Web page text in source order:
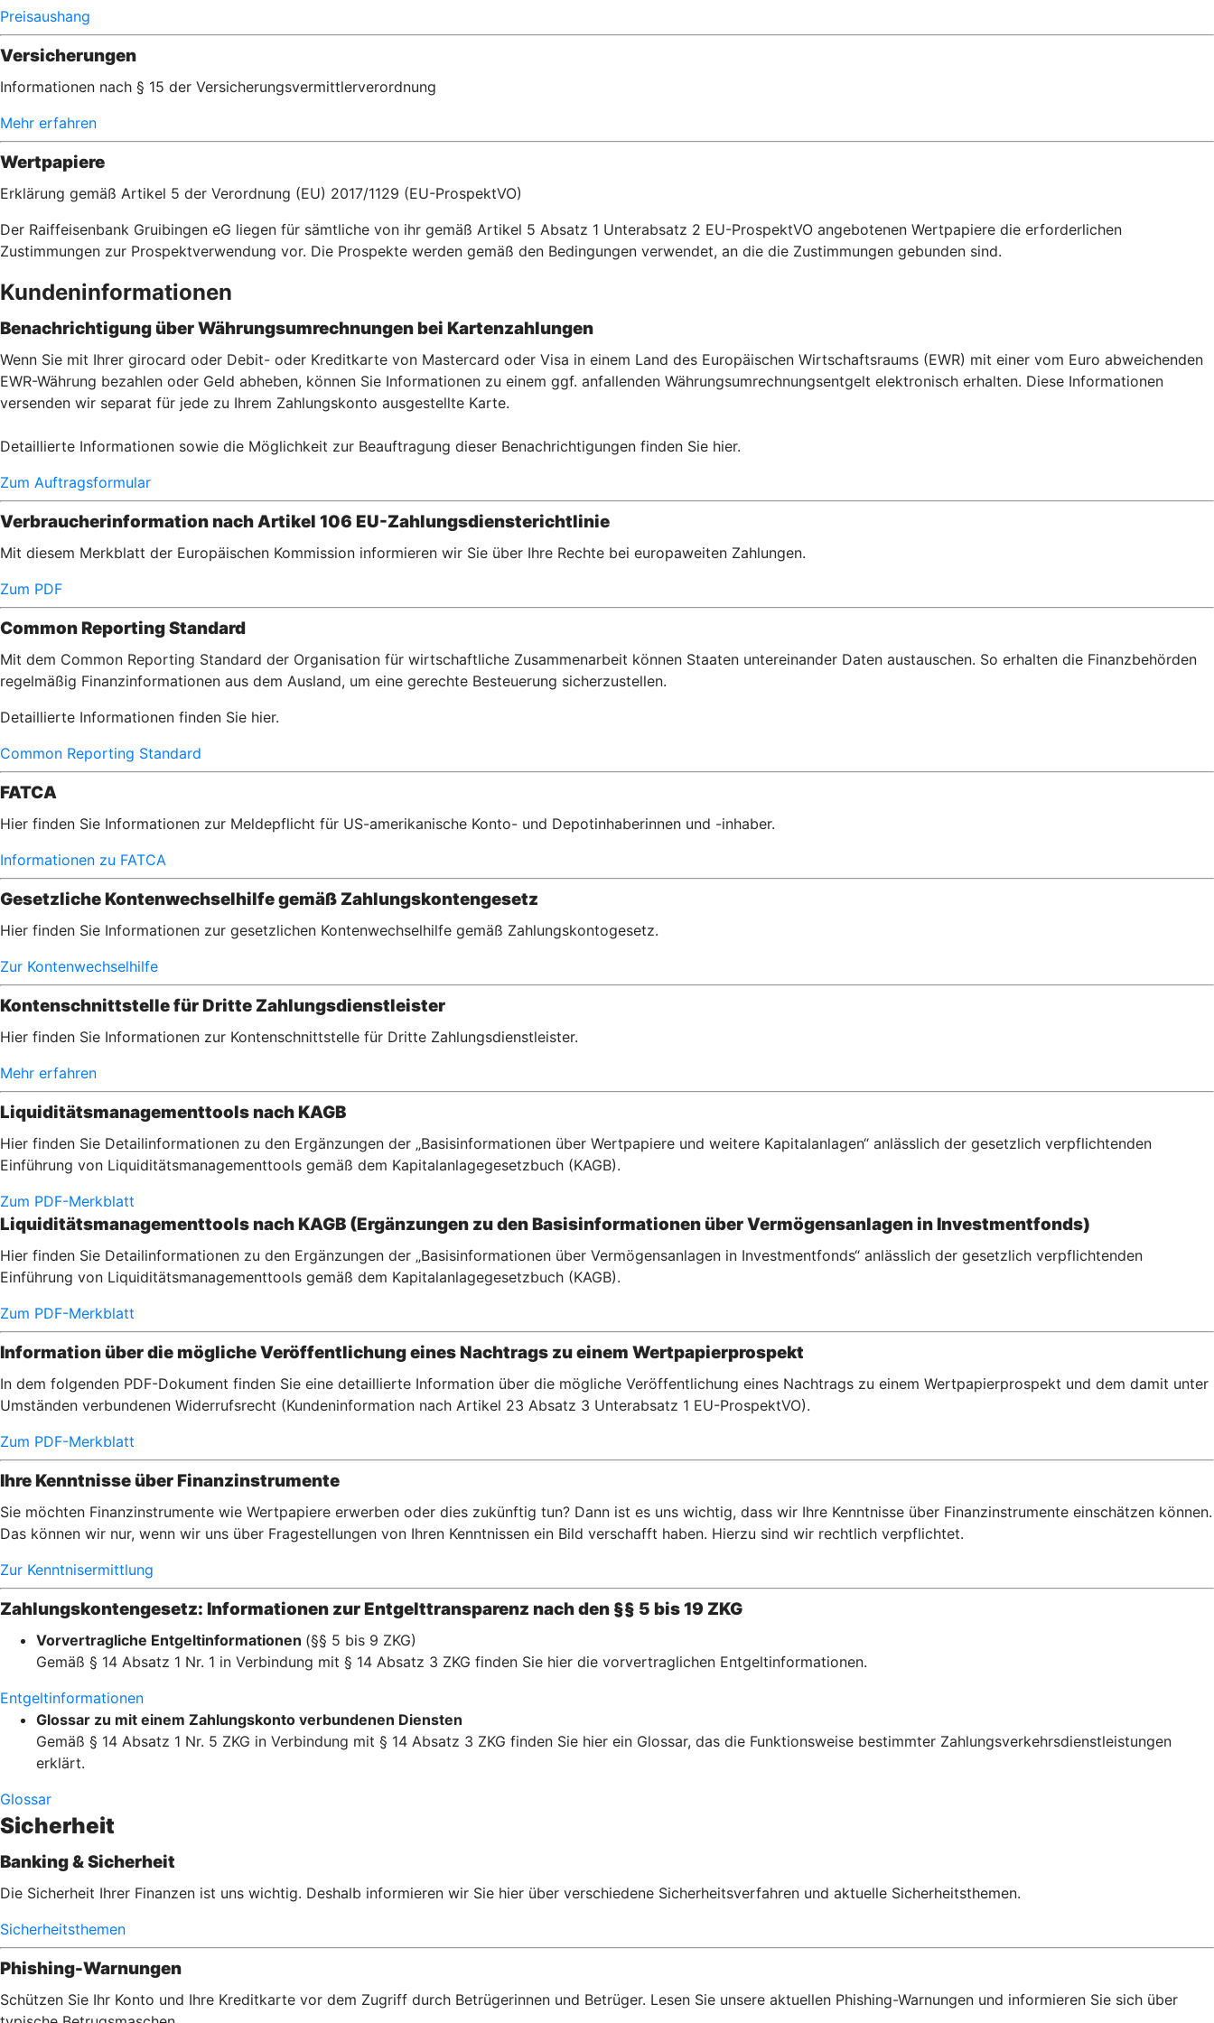
Preisaushang
Versicherungen
Informationen nach § 15 der Versicherungsvermittlerverordnung
Mehr erfahren
Wertpapiere
Erklärung gemäß Artikel 5 der Verordnung (EU) 2017/1129 (EU-ProspektVO)
Der Raiffeisenbank Gruibingen eG liegen für sämtliche von ihr gemäß Artikel 5 Absatz 1 Unterabsatz 2 EU-ProspektVO angebotenen Wertpapiere die erforderlichen
Zustimmungen zur Prospektverwendung vor. Die Prospekte werden gemäß den Bedingungen verwendet, an die die Zustimmungen gebunden sind.
Kundeninformationen
Benachrichtigung über Währungsumrechnungen bei Kartenzahlungen
Wenn Sie mit Ihrer girocard oder Debit- oder Kreditkarte von Mastercard oder Visa in einem Land des Europäischen Wirtschaftsraums (EWR) mit einer vom Euro abweichenden
EWR-Währung bezahlen oder Geld abheben, können Sie Informationen zu einem ggf. anfallenden Währungsumrechnungsentgelt elektronisch erhalten. Diese Informationen
versenden wir separat für jede zu Ihrem Zahlungskonto ausgestellte Karte.
Detaillierte Informationen sowie die Möglichkeit zur Beauftragung dieser Benachrichtigungen finden Sie hier.
Zum Auftragsformular
Verbraucherinformation nach Artikel 106 EU-Zahlungsdiensterichtlinie
Mit diesem Merkblatt der Europäischen Kommission informieren wir Sie über Ihre Rechte bei europaweiten Zahlungen.
Zum PDF
Common Reporting Standard
Mit dem Common Reporting Standard der Organisation für wirtschaftliche Zusammenarbeit können Staaten untereinander Daten austauschen. So erhalten die Finanzbehörden
regelmäßig Finanzinformationen aus dem Ausland, um eine gerechte Besteuerung sicherzustellen.
Detaillierte Informationen finden Sie hier.
Common Reporting Standard
FATCA
Hier finden Sie Informationen zur Meldepflicht für US-amerikanische Konto- und Depotinhaberinnen und -inhaber.
Informationen zu FATCA
Gesetzliche Kontenwechselhilfe gemäß Zahlungskontengesetz
Hier finden Sie Informationen zur gesetzlichen Kontenwechselhilfe gemäß Zahlungskontogesetz.
Zur Kontenwechselhilfe
Kontenschnittstelle für Dritte Zahlungsdienstleister
Hier finden Sie Informationen zur Kontenschnittstelle für Dritte Zahlungsdienstleister.
Mehr erfahren
Liquiditätsmanagementtools nach KAGB
Hier finden Sie Detailinformationen zu den Ergänzungen der „Basisinformationen über Wertpapiere und weitere Kapitalanlagen“ anlässlich der gesetzlich verpflichtenden
Einführung von Liquiditätsmanagementtools gemäß dem Kapitalanlagegesetzbuch (KAGB).
Zum PDF-Merkblatt
Liquiditätsmanagementtools nach KAGB (Ergänzungen zu den Basisinformationen über Vermögensanlagen in Investmentfonds)
Hier finden Sie Detailinformationen zu den Ergänzungen der „Basisinformationen über Vermögensanlagen in Investmentfonds“ anlässlich der gesetzlich verpflichtenden
Einführung von Liquiditätsmanagementtools gemäß dem Kapitalanlagegesetzbuch (KAGB).
Zum PDF-Merkblatt
Information über die mögliche Veröffentlichung eines Nachtrags zu einem Wertpapierprospekt
In dem folgenden PDF-Dokument finden Sie eine detaillierte Information über die mögliche Veröffentlichung eines Nachtrags zu einem Wertpapierprospekt und dem damit unter
Umständen verbundenen Widerrufsrecht (Kundeninformation nach Artikel 23 Absatz 3 Unterabsatz 1 EU-ProspektVO).
Zum PDF-Merkblatt
Ihre Kenntnisse über Finanzinstrumente
Sie möchten Finanzinstrumente wie Wertpapiere erwerben oder dies zukünftig tun? Dann ist es uns wichtig, dass wir Ihre Kenntnisse über Finanzinstrumente einschätzen können.
Das können wir nur, wenn wir uns über Fragestellungen von Ihren Kenntnissen ein Bild verschafft haben. Hierzu sind wir rechtlich verpflichtet.
Zur Kenntnisermittlung
Zahlungskontengesetz: Informationen zur Entgelttransparenz nach den §§ 5 bis 19 ZKG
Vorvertragliche Entgeltinformationen (§§ 5 bis 9 ZKG)
Gemäß § 14 Absatz 1 Nr. 1 in Verbindung mit § 14 Absatz 3 ZKG finden Sie hier die vorvertraglichen Entgeltinformationen.
Entgeltinformationen
Glossar zu mit einem Zahlungskonto verbundenen Diensten
Gemäß § 14 Absatz 1 Nr. 5 ZKG in Verbindung mit § 14 Absatz 3 ZKG finden Sie hier ein Glossar, das die Funktionsweise bestimmter Zahlungsverkehrsdienstleistungen
erklärt.
Glossar
Sicherheit
Banking & Sicherheit
Die Sicherheit Ihrer Finanzen ist uns wichtig. Deshalb informieren wir Sie hier über verschiedene Sicherheitsverfahren und aktuelle Sicherheitsthemen.
Sicherheitsthemen
Phishing-Warnungen
Schützen Sie Ihr Konto und Ihre Kreditkarte vor dem Zugriff durch Betrügerinnen und Betrüger. Lesen Sie unsere aktuellen Phishing-Warnungen und informieren Sie sich über